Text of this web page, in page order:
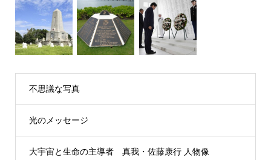
不思議な写真
光のメッセージ
大宇宙と生命の主導者 真我・佐藤康行 人物像